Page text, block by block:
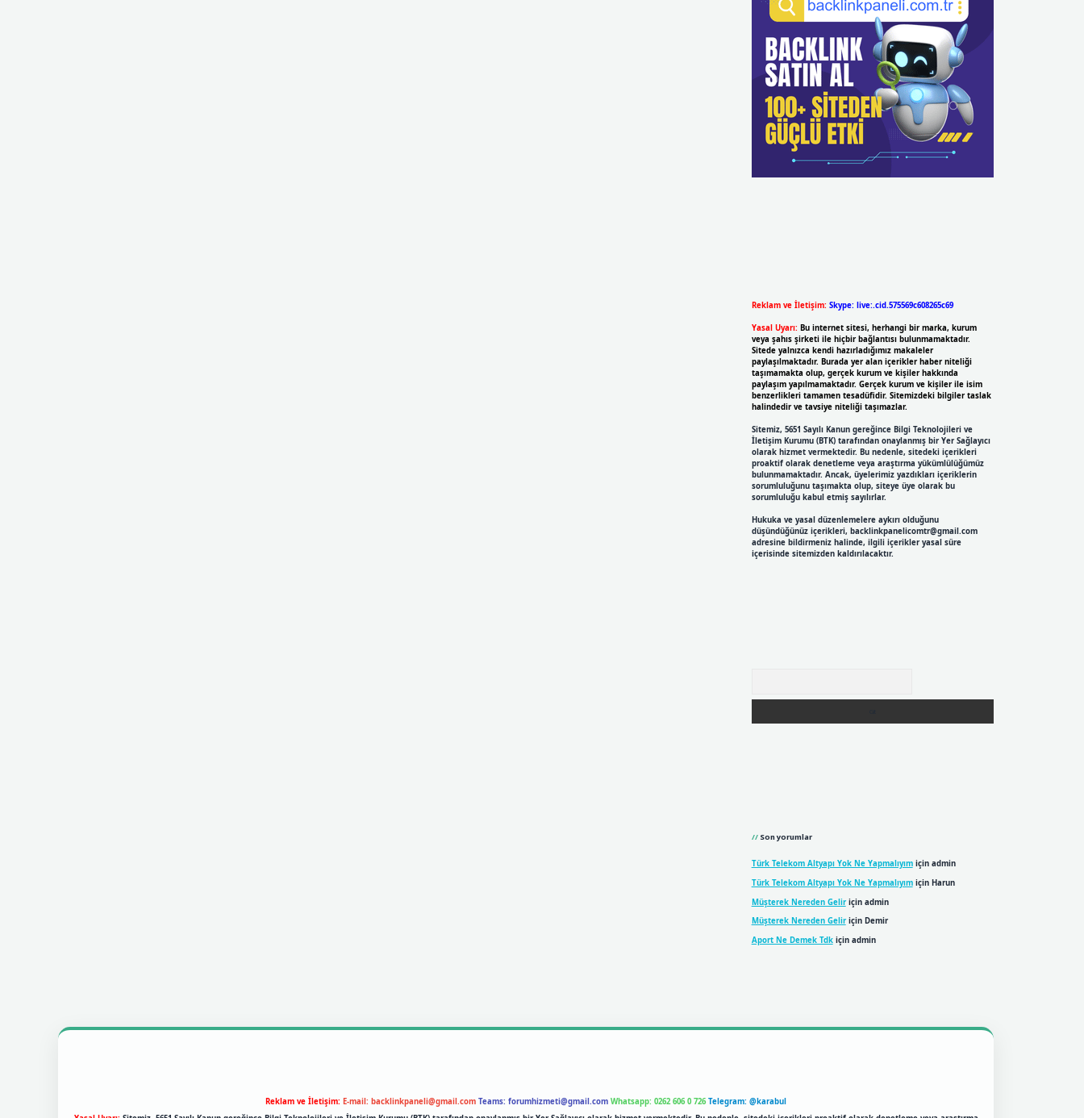
Reklam ve İletişim: Skype: live:.cid.575569c608265c69
Yasal Uyarı: Bu internet sitesi, herhangi bir marka, kurum
veya şahıs şirketi ile hiçbir bağlantısı bulunmamaktadır.
Sitede yalnızca kendi hazırladığımız makaleler
paylaşılmaktadır. Burada yer alan içerikler haber niteliği
taşımamakta olup, gerçek kurum ve kişiler hakkında
paylaşım yapılmamaktadır. Gerçek kurum ve kişiler ile isim
benzerlikleri tamamen tesadüfidir. Sitemizdeki bilgiler taslak
halindedir ve tavsiye niteliği taşımazlar.
Sitemiz, 5651 Sayılı Kanun gereğince Bilgi Teknolojileri ve
İletişim Kurumu (BTK) tarafından onaylanmış bir Yer Sağlayıcı
olarak hizmet vermektedir. Bu nedenle, sitedeki içerikleri
proaktif olarak denetleme veya araştırma yükümlülüğümüz
bulunmamaktadır. Ancak, üyelerimiz yazdıkları içeriklerin
sorumluluğunu taşımakta olup, siteye üye olarak bu
sorumluluğu kabul etmiş sayılırlar.
Hukuka ve yasal düzenlemelere aykırı olduğunu
düşündüğünüz içerikleri, backlinkpanelicomtr@gmail.com
adresine bildirmeniz halinde, ilgili içerikler yasal süre
içerisinde sitemizden kaldırılacaktır.
Son yorumlar
Türk Telekom Altyapı Yok Ne Yapmalıyımiçin admin
Türk Telekom Altyapı Yok Ne Yapmalıyımiçin Harun
Müşterek Nereden Geliriçin admin
Müşterek Nereden Geliriçin Demir
Aport Ne Demek Tdkiçin admin
Reklam ve İletişim: E-mail: backlinkpaneli@gmail.com Teams: forumhizmeti@gmail.com Whatsapp: 0262 606 0 726 Telegram: @karabul